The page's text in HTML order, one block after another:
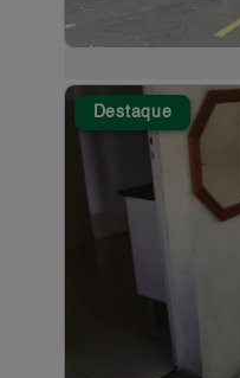
Destaque